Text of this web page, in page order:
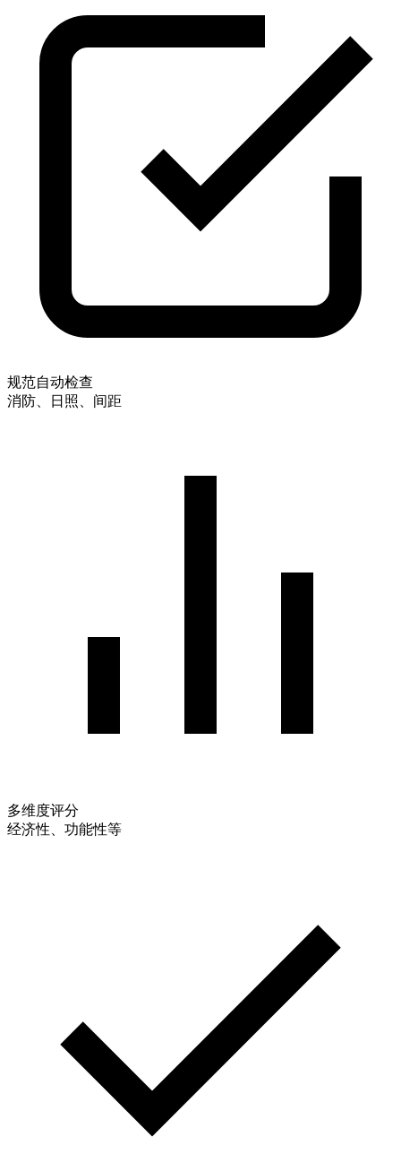
规范自动检查
消防、日照、间距
多维度评分
经济性、功能性等